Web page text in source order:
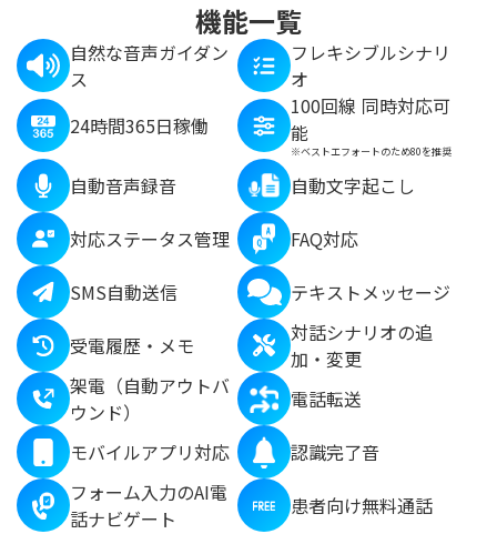
機能一覧
自然な音声ガイダン
ス
フレキシブルシナリ
オ
24時間365日稼働
100回線 同時対応可
能
※ベストエフォートのため80を推奨
自動音声録音
自動文字起こし
対応ステータス管理
FAQ対応
SMS自動送信
テキストメッセージ
受電履歴・メモ
対話シナリオの追
加・変更
架電（自動アウトバ
ウンド）
電話転送
モバイルアプリ対応
認識完了音
フォーム入力のAI電
話ナビゲート
患者向け無料通話